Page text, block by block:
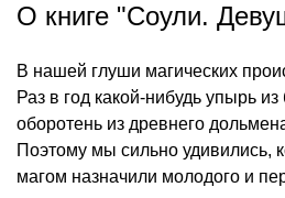
О книге "Соули.
В нашей глуши магических
Раз в год какой-нибудь упырь
оборотень из древнего
Поэтому мы сильно удивились,
магом назначили молодого и